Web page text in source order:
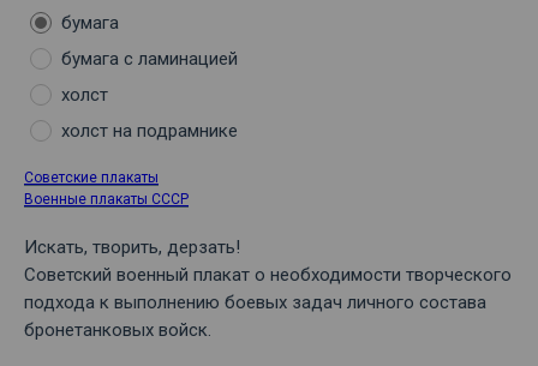
бумага
бумага с ламинацией
холст
холст на подрамнике
Советские плакаты
Военные плакаты СССР
Искать, творить, дерзать!
Советский военный плакат о необходимости творческого
подхода к выполнению боевых задач личного состава
бронетанковых войск.